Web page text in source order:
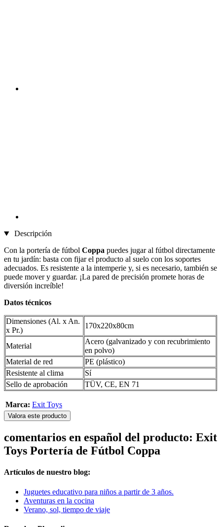
Descripción
Con la portería de fútbol Coppa puedes jugar al fútbol directamente
en tu jardín: basta con fijar el producto al suelo con los soportes
adecuados. Es resistente a la intemperie y, si es necesario, también se
puede mover y guardar. ¡La pared de precisión promete horas de
diversión increíble!
Datos técnicos
Dimensiones (Al. x An.
x Pr.)
170x220x80cm
Material
Acero (galvanizado y con recubrimiento
en polvo)
Material de red
PE (plástico)
Resistente al clima
Sí
Sello de aprobación
TÜV, CE, EN 71
Marca: Exit Toys
Valora este producto
comentarios en español del producto: Exit
Toys Portería de Fútbol Coppa
Artículos de nuestro blog:
Juguetes educativo para niños a partir de 3 años.
Aventuras en la cocina
Verano, sol, tiempo de viaje